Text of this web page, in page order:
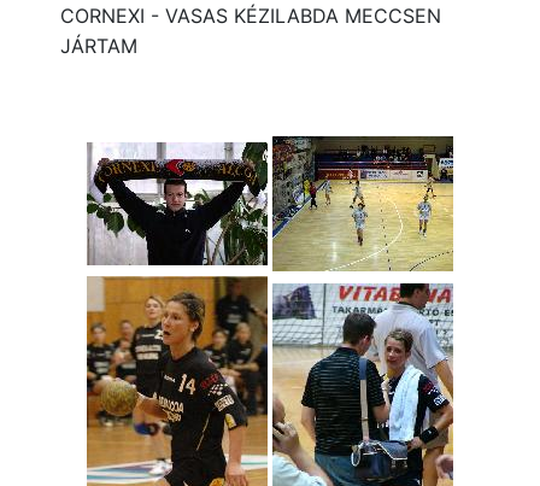
CORNEXI - VASAS KÉZILABDA MECCSEN
JÁRTAM